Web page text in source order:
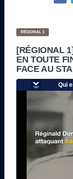
RÉGIONAL 1
[RÉGIONAL
EN TOUTE
FACE AU